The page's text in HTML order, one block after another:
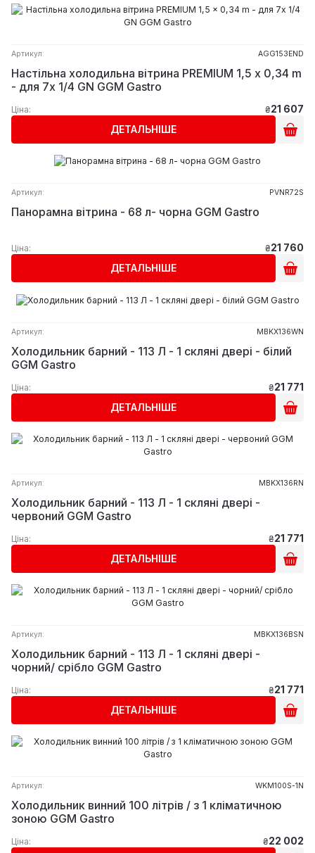
Артикул: AGG153END
Настільна холодильна вітрина PREMIUM 1,5 x 0,34 m
- для 7x 1/4 GN GGM Gastro
Ціна: ₴21 607
ДЕТАЛЬНІШЕ
Артикул: PVNR72S
Панорамна вітрина - 68 л- чорна GGM Gastro
Ціна: ₴21 760
ДЕТАЛЬНІШЕ
Артикул: MBKX136WN
Холодильник барний - 113 Л - 1 скляні двері - білий
GGM Gastro
Ціна: ₴21 771
ДЕТАЛЬНІШЕ
Артикул: MBKX136RN
Холодильник барний - 113 Л - 1 скляні двері -
червоний GGM Gastro
Ціна: ₴21 771
ДЕТАЛЬНІШЕ
Артикул: MBKX136BSN
Холодильник барний - 113 Л - 1 скляні двері -
чорний/ срібло GGM Gastro
Ціна: ₴21 771
ДЕТАЛЬНІШЕ
Артикул: WKM100S-1N
Холодильник винний 100 літрів / з 1 кліматичною
зоною GGM Gastro
Ціна: ₴22 002